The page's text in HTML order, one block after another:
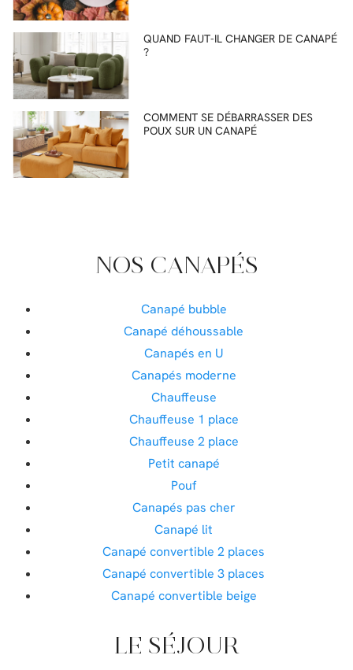
QUAND FAUT-IL CHANGER DE CANAPÉ
?
COMMENT SE DÉBARRASSER DES
POUX SUR UN CANAPÉ
NOS CANAPÉS
Canapé bubble
Canapé déhoussable
Canapés en U
Canapés moderne
Chauffeuse
Chauffeuse 1 place
Chauffeuse 2 place
Petit canapé
Pouf
Canapés pas cher
Canapé lit
Canapé convertible 2 places
Canapé convertible 3 places
Canapé convertible beige
LE SÉJOUR